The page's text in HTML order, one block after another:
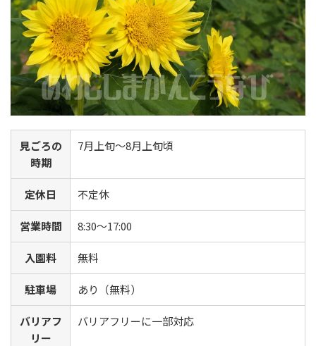
見ごろの
時期
7月上旬～8月上旬頃
定休日 不定休
営業時間 8:30～17:00
入園料 無料
駐車場 あり（無料）
バリアフ
リー
バリアフリーに一部対応